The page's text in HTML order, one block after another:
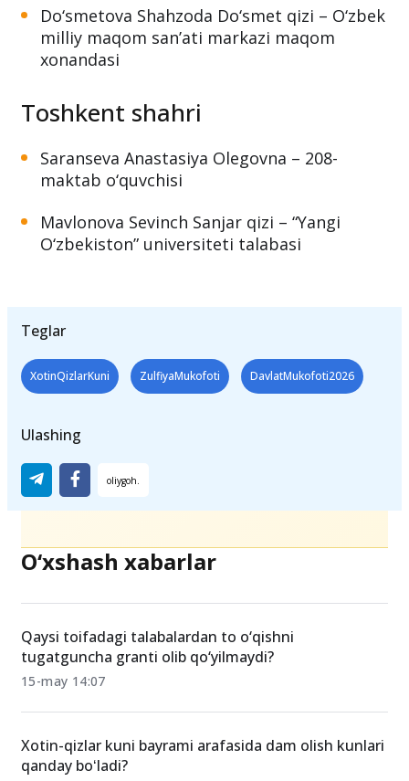
Do‘smetova Shahzoda Do‘smet qizi – O‘zbek
milliy maqom san’ati markazi maqom
xonandasi
Toshkent shahri
Saranseva Anastasiya Olegovna – 208-
maktab o‘quvchisi
Mavlonova Sevinch Sanjar qizi – “Yangi
O‘zbekiston” universiteti talabasi
Teglar
XotinQizlarKuni ZulfiyaMukofoti DavlatMukofoti2026
Ulashing
O‘xshash xabarlar
Qaysi toifadagi talabalardan to o‘qishni
tugatguncha granti olib qo‘yilmaydi?
15-may 14:07
Xotin-qizlar kuni bayrami arafasida dam olish kunlari
qanday boʻladi?